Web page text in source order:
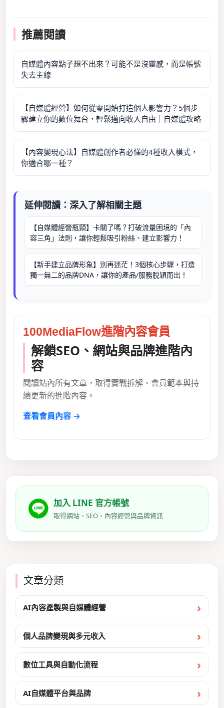
推薦閱讀
自媒體內容點子想不出來？可能不是沒靈感，而是帳號
失去主線
【自媒體經營】如何從零開始打造個人影響力？5個步
驟建立你的數位舞台，輕鬆邁向收入自由｜自媒體攻略
【內容變現心法】自媒體創作者必懂的4種收入模式，
你適合哪一種？
延伸閱讀：深入了解相關主題
【自媒體經營瓶頸】卡關了嗎？打破流量困境的「內
容三角」法則，讓你輕鬆吸引粉絲、建立影響力！
【新手建立品牌形象】別再迷茫！3個核心步驟，打造
獨一無二的品牌DNA，讓你的產品/服務脫穎而出！
100MediaFlow進階內容會員
解鎖SEO、網站與品牌進階內
容
閱讀站內所有文章，取得實戰拆解、會員範本與持
續更新的進階內容。
查看會員內容 →
加入 LINE 官方帳號
取得網站、SEO、內容經營與品牌資訊
文章分類
AI內容產製與自媒體經營
個人品牌變現與多元收入
數位工具與自動化流程
AI自媒體平台與品牌